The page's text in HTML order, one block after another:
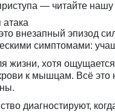
— читайте нашу
атака
внезапный эпизод
симптомами:
жизни, хотя
к мышцам. Всё это
диагностируют,